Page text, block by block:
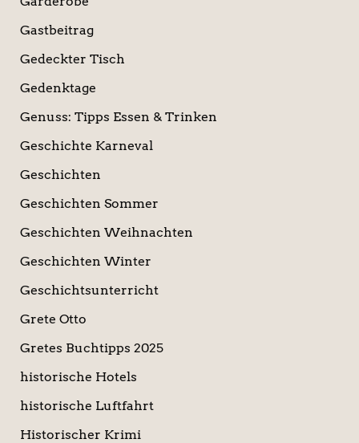
Gastbeitrag
Gedeckter Tisch
Gedenktage
Genuss: Tipps Essen & Trinken
Geschichte Karneval
Geschichten
Geschichten Sommer
Geschichten Weihnachten
Geschichten Winter
Geschichtsunterricht
Grete Otto
Gretes Buchtipps 2025
historische Hotels
historische Luftfahrt
Historischer Krimi